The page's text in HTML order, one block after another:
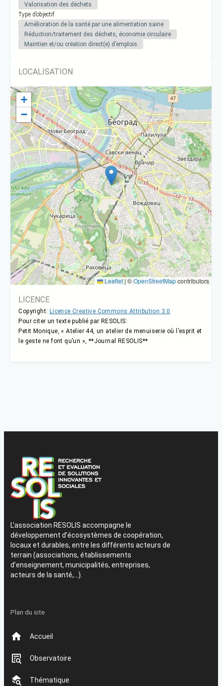
Valorisation des déchets
Type d’objectif
Amélioration de la santé par une alimentation saine
Réduction/traitement des déchets, économie circulaire
Maintien et/ou création direct(e) d’emplois
LOCALISATION
+
−
Leaflet | ©OpenStreetMapcontributors
LICENCE
Copyright: Licence Creative Commons Attribution 3.0
Pour citer un texte publié par RESOLIS:
Petit Monique, « Atelier 44, un atelier de menuiserie où l’esprit et
le geste ne font qu’un », **Journal RESOLIS**
L’association RESOLIS accompagne le
développement d’écosystèmes de coopération,
locaux et durables, entre les différents acteurs de
terrain (associations, établissements
d’enseignement, municipalités, entreprises,
acteurs de la santé,…).
Plan du site
Accueil
Observatoire
Thématique